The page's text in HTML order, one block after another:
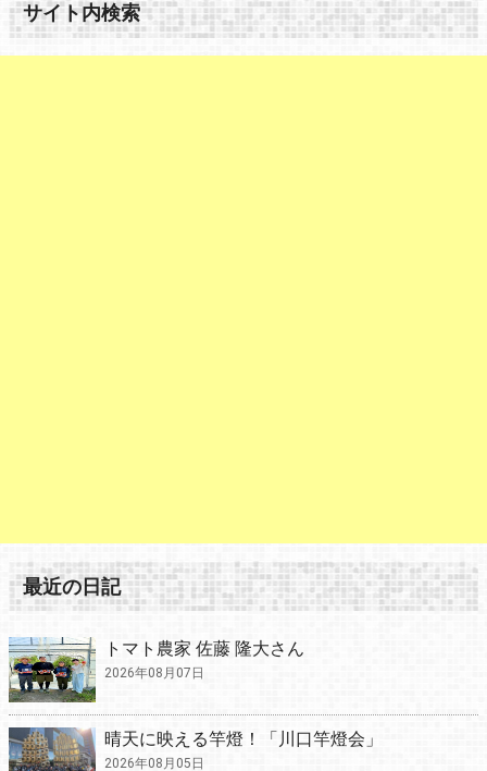
サイト内検索
最近の日記
トマト農家 佐藤 隆大さん
2026年08月07日
晴天に映える竿燈！「川口竿燈会」
2026年08月05日